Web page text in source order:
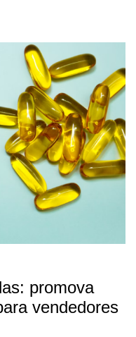
promova
vendedores